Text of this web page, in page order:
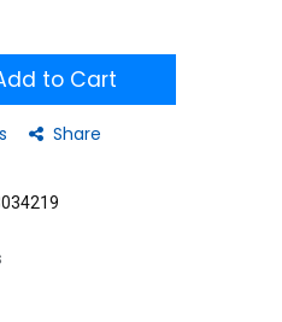
to Cart
Share